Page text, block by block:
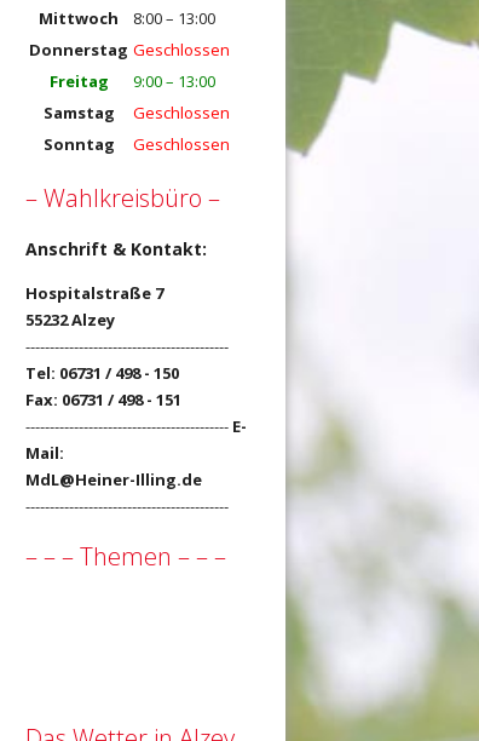
Mittwoch
8:00 – 13:00
Donnerstag Geschlossen
Freitag
9:00 – 13:00
Samstag
Geschlossen
Sonntag
Geschlossen
– Wahlkreisbüro –
Anschrift & Kontakt:
Hospitalstraße 7
55232 Alzey
------------------------------------------
Tel: 06731 / 498 - 150
Fax: 06731 / 498 - 151
------------------------------------------ E-
Mail:
MdL@Heiner-Illing.de
------------------------------------------
– – – Themen – – –